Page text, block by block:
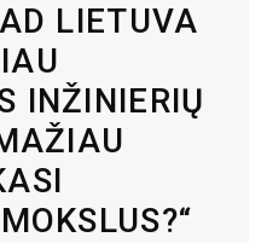
LIETUVA
INŽINIERIŲ